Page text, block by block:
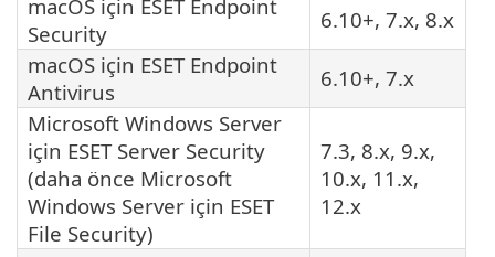
macOS için ESET Endpoint
Security
6.10+, 7.x, 8.x
macOS için ESET Endpoint
Antivirus
6.10+, 7.x
Microsoft Windows Server
için ESET Server Security
(daha önce Microsoft
Windows Server için ESET
File Security)
7.3, 8.x, 9.x,
10.x, 11.x,
12.x